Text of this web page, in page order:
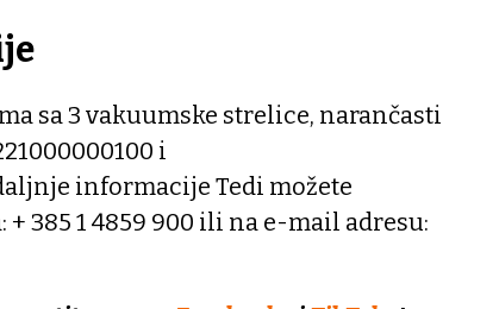
sa 3 vakuumske strelice, narančasti
i
informacije Tedi možete
385 1 4859 900 ili na e-mail adresu: